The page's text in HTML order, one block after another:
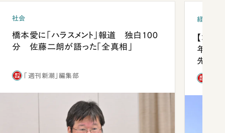
社会
橋本愛に「ハラスメント」報道 独白100
分 佐藤二朗が語った「全真相」
「週刊新潮」編集部
経済・ビ
【コン
年会は
先1位